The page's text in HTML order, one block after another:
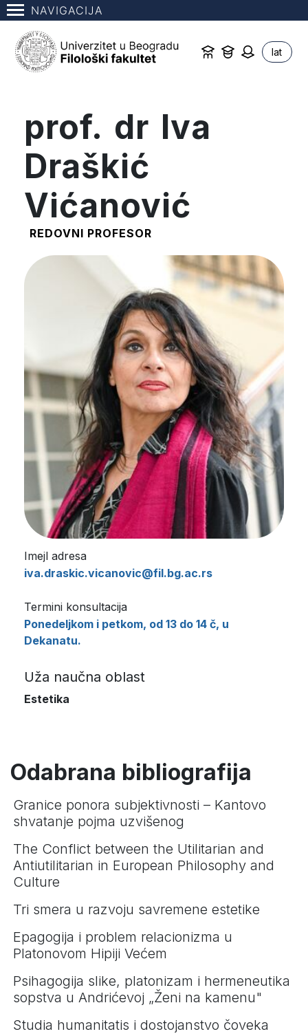
NAVIGACIJA
lat
prof. dr Iva
Draškić
Vićanović
REDOVNI PROFESOR
Imejl adresa
iva.draskic.vicanovic@fil.bg.ac.rs
Termini konsultacija
Ponedeljkom i petkom, od 13 do 14 č, u
Dekanatu.
Uža naučna oblast
Estetika
Odabrana bibliografija
Granice ponora subjektivnosti – Kantovo
shvatanje pojma uzvišenog
The Conflict between the Utilitarian and
Antiutilitarian in European Philosophy and
Culture
Tri smera u razvoju savremene estetike
Epagogija i problem relacionizma u
Platonovom Hipiji Većem
Psihagogija slike, platonizam i hermeneutika
sopstva u Andrićevoj „Ženi na kamenu"
Studia humanitatis i dostojanstvo čoveka